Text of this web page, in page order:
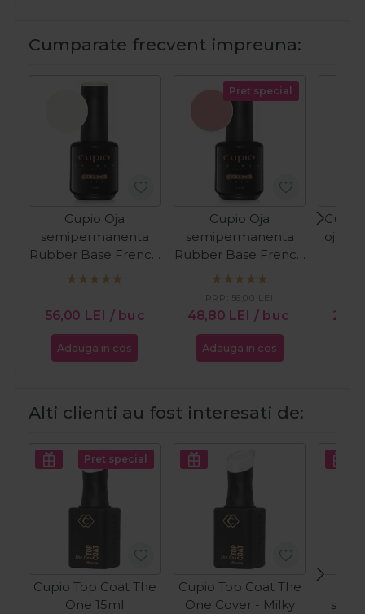
Cumparate frecvent impreuna:
Cupio Oja
semipermanenta
Rubber Base French
Collection - Milky
56,00 LEI / buc
Adauga in cos
Pret special
Cupio Oja
semipermanenta
Rubber Base French
Collection - Perfect
48,80 LEI / buc
PRP: 56,00 LEI
Adauga in cos
Cupio
oja
Alti clienti au fost interesati de:
Pret special
Cupio Top Coat The
One 15ml
Cupio Top Coat The
One Cover - Milky